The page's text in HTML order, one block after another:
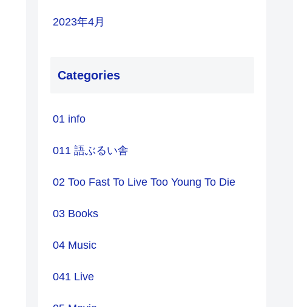
2023年4月
Categories
01 info
011 語ぶるい舎
02 Too Fast To Live Too Young To Die
03 Books
04 Music
041 Live